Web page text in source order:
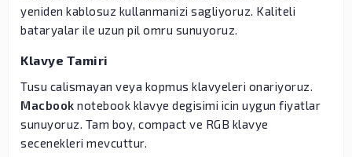
yeniden kablosuz kullanmanizi sagliyoruz. Kaliteli
bataryalar ile uzun pil omru sunuyoruz.
Klavye Tamiri
Tusu calismayan veya kopmus klavyeleri onariyoruz.
Macbook notebook klavye degisimi icin uygun fiyatlar
sunuyoruz. Tam boy, compact ve RGB klavye
secenekleri mevcuttur.